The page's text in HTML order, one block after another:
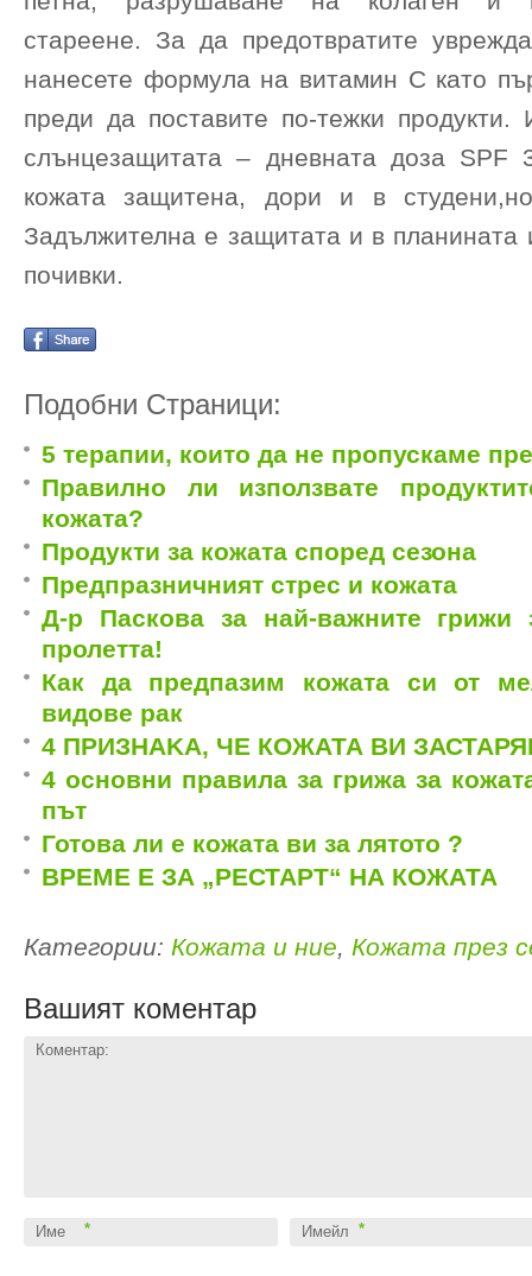
стареене. За да предотвратите
нанесете формула на витамин С като
преди да поставите по-тежки продукти.
слънцезащитата – дневната доза
кожата защитена, дори и в
Задължителна е защитата и в планината
почивки.
Подобни Страници:
5 терапии, които да не пропускаме
Правилно ли използвате
кожата?
Продукти за кожата според сезона
Предпразничният стрес и кожата
Д-р Паскова за най-важните грижи
пролетта!
Как да предпазим кожата си от
видове рак
4 ПРИЗНАKA, ЧЕ КОЖАТА ВИ
4 основни правила за грижа за
път
Готова ли е кожата ви за лятото ?
ВРЕМЕ Е ЗА „РЕСТАРТ“ НА КОЖАТА
Категории: Кожата и ние, Кожата през
Вашият коментар
Коментар:
Име * Имейл *